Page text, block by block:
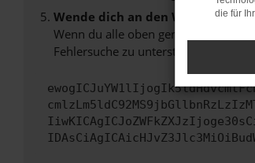
Wende dich an den
Wenn du alle oben genannten
Fehlersuche zu unterstützen:
die für